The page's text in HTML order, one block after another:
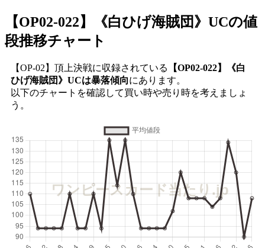
【OP02-022】《白ひげ海賊団》UCの値
段推移チャート
【OP-02】頂上決戦に収録されている
【OP02-022】《白
ひげ海賊団》UCは暴落傾向にあります。
以下のチャートを確認して買い時や売り時を考えましょ
う。